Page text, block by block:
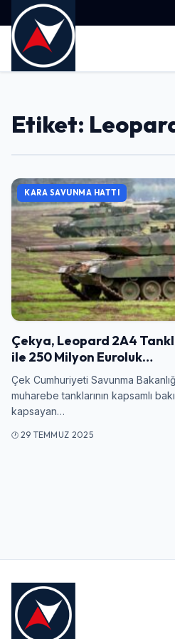
Etiket:
KARA SAVUNMA HATTI
Çekya, Leopard 2A4
ile 250 Milyon Euroluk…
Çek Cumhuriyeti Savunma
muharebe tanklarının kapsamlı
kapsayan…
29 TEMMUZ 2025
Giriş Yap
Şifre